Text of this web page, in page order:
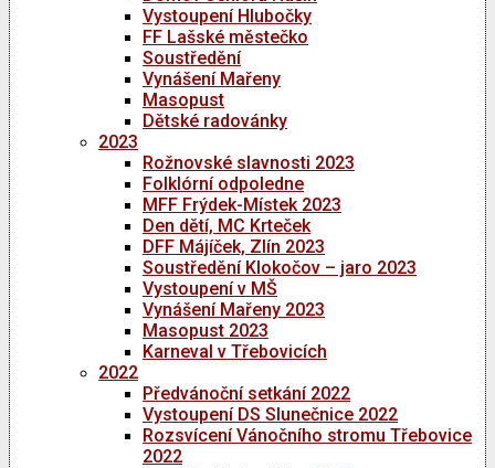
Vystoupení Hlubočky
FF Lašské městečko
Soustředění
Vynášení Mařeny
Masopust
Dětské radovánky
2023
Rožnovské slavnosti 2023
Folklórní odpoledne
MFF Frýdek-Místek 2023
Den dětí, MC Krteček
DFF Májíček, Zlín 2023
Soustředění Klokočov – jaro 2023
Vystoupení v MŠ
Vynášení Mařeny 2023
Masopust 2023
Karneval v Třebovicích
2022
Předvánoční setkání 2022
Vystoupení DS Slunečnice 2022
Rozsvícení Vánočního stromu Třebovice
2022